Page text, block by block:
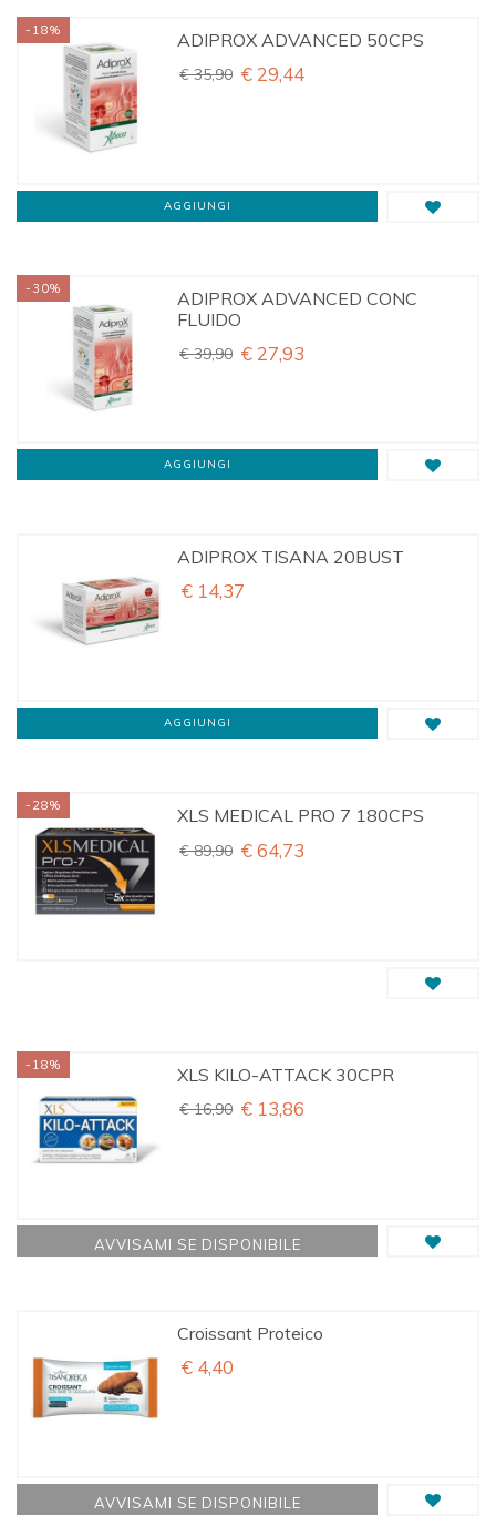
ADIPROX ADVANCED 50CPS
€ 35,90 € 29,44
-18%
AGGIUNGI
ADIPROX ADVANCED CONC
FLUIDO
€ 39,90 € 27,93
-30%
AGGIUNGI
ADIPROX TISANA 20BUST
€ 14,37
AGGIUNGI
XLS MEDICAL PRO 7 180CPS
€ 89,90 € 64,73
-28%
XLS KILO-ATTACK 30CPR
€ 16,90 € 13,86
-18%
AVVISAMI SE DISPONIBILE
Croissant Proteico
€ 4,40
AVVISAMI SE DISPONIBILE